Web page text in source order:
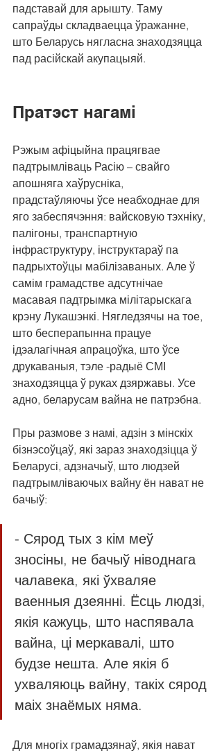
падставай для арышту. Таму
сапраўды складваецца ўражанне,
што Беларусь нягласна знаходзяцца
пад расійскай акупацыяй.
Пратэст нагамі
Рэжым афіцыйна працягвае
падтрымліваць Расію – свайго
апошняга хаўрусніка,
прадстаўляючы ўсе неабходнае для
яго забеспячэння: вайсковую тэхніку,
палігоны, транспартную
інфраструктуру, інструктараў па
падрыхтоўцы мабілізаваных. Але ў
самім грамадстве адсутнічае
масавая падтрымка мілітарыскага
крэну Лукашэнкі. Нягледзячы на тое,
што бесперапынна працуе
ідэалагічная апрацоўка, што ўсе
друкаваныя, тэле -радыё СМІ
знаходзяцца ў руках дзяржавы. Усе
адно, беларусам вайна не патрэбна.
Пры размове з намі, адзін з мінскіх
бізнэсоўцаў, які зараз знаходзіцца ў
Беларусі, адзначыў, што людзей
падтрымліваючых вайну ён нават не
бачыў:
- Сярод тых з кім меў
зносіны, не бачыў ніводнага
чалавека, які ўхваляе
ваенныя дзеянні. Ёсць людзі,
якія кажуць, што наспявала
вайна, ці меркавалі, што
будзе нешта. Але якія б
ухваляюць вайну, такіх сярод
маіх знаёмых няма.
Для многіх грамадзянаў, якія нават